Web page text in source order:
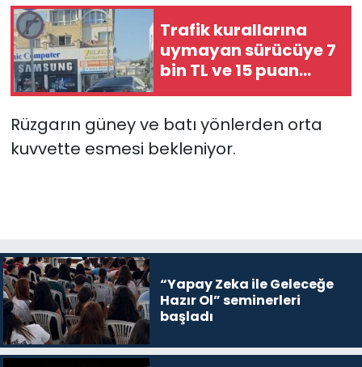
Trafik kurallarına
uymayan sürücüye 7
bin TL ve 15 puan
ceza…
Rüzgarın güney ve batı yönlerden orta
kuvvette esmesi bekleniyor.
“Yapay Zeka ile Geleceğe
Hazır Ol” seminerleri
başladı
SAĞLIK
Spor
Teknoloji
TÜRKiYE
Yazarlar